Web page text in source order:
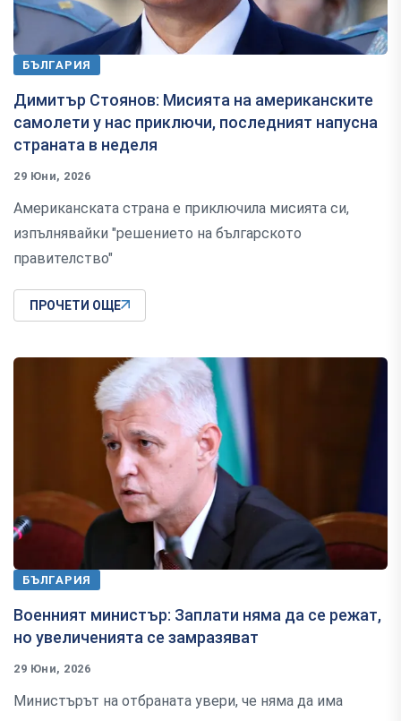
БЪЛГАРИЯ
Димитър Стоянов: Мисията на американските
самолети у нас приключи, последният напусна
страната в неделя
29 Юни, 2026
Американската страна е приключила мисията си,
изпълнявайки "решението на българското
правителство"
ПРОЧЕТИ ОЩЕ
БЪЛГАРИЯ
Военният министър: Заплати няма да се режат,
но увеличенията се замразяват
29 Юни, 2026
Министърът на отбраната увери, че няма да има